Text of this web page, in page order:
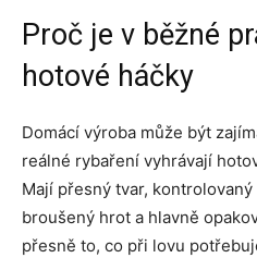
Proč je v běžné
hotové háčky
Domácí výroba může být
reálné rybaření vyhrávají
Mají přesný tvar,
broušený hrot a hlavně
přesně to, co při lovu